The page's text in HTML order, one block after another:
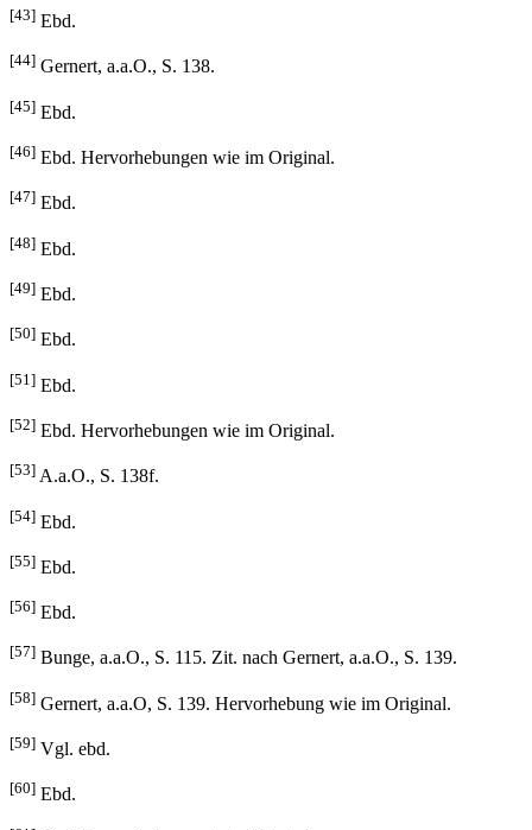
[43] Ebd.
[44] Gernert, a.a.O., S. 138.
[45] Ebd.
[46] Ebd. Hervorhebungen wie im Original.
[47] Ebd.
[48] Ebd.
[49] Ebd.
[50] Ebd.
[51] Ebd.
[52] Ebd. Hervorhebungen wie im Original.
[53] A.a.O., S. 138f.
[54] Ebd.
[55] Ebd.
[56] Ebd.
[57] Bunge, a.a.O., S. 115. Zit. nach Gernert, a.a.O., S. 139.
[58] Gernert, a.a.O, S. 139. Hervorhebung wie im Original.
[59] Vgl. ebd.
[60] Ebd.